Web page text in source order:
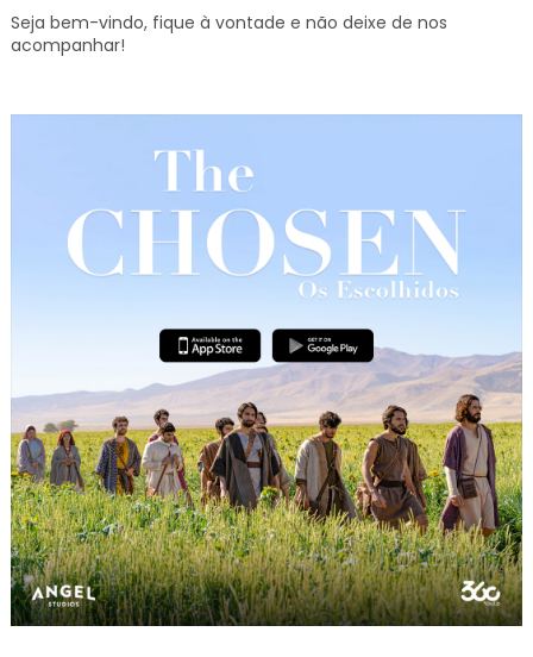
Seja bem-vindo, fique à vontade e não deixe de nos
acompanhar!